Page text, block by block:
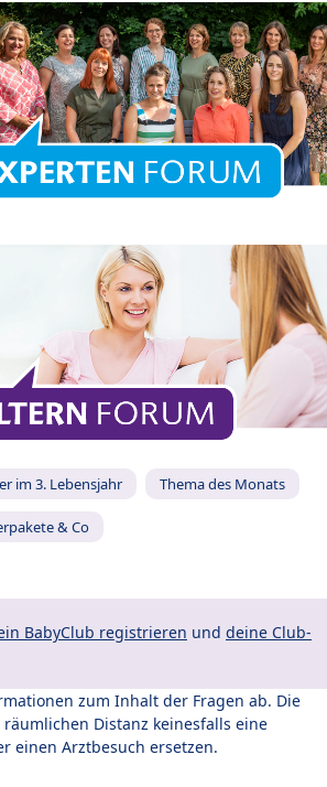
im 3. Lebensjahr Thema des Monats
& Co
BabyClub registrieren und deine Club-
zum Inhalt der Fragen ab. Die
Distanz keinesfalls eine
einen Arztbesuch ersetzen.